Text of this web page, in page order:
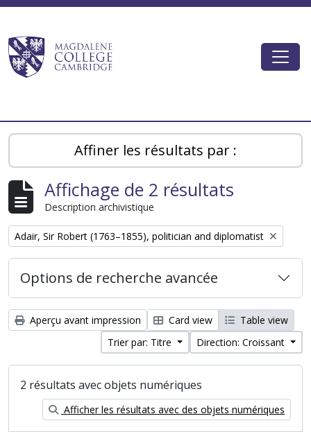
Magdalene College AtoM
Affiner les résultats par :
Affichage de 2 résultats
Description archivistique
Remove filter:
Adair, Sir Robert (1763–1855), politician and diplomatist
Options de recherche avancée
Aperçu avant impression Card view
Table view
Trier par: Titre
Direction: Croissant
2 résultats avec objets numériques
Afficher les résultats avec des objets numériques